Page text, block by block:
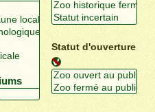
Statut d'ouverture